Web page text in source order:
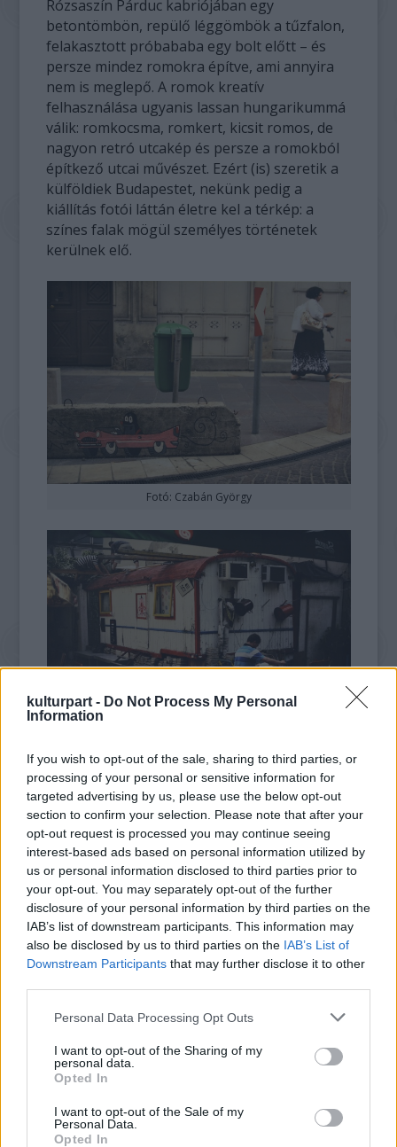
kulturpart - Do Not Process My Personal
Information
If you wish to opt-out of the sale, sharing to third parties, or
processing of your personal or sensitive information for
targeted advertising by us, please use the below opt-out
section to confirm your selection. Please note that after your
opt-out request is processed you may continue seeing
interest-based ads based on personal information utilized by
us or personal information disclosed to third parties prior to
your opt-out. You may separately opt-out of the further
disclosure of your personal information by third parties on the
IAB’s list of downstream participants. This information may
also be disclosed by us to third parties on the IAB’s List of
Downstream Participants that may further disclose it to other
Please note that this website/app uses one or more Google
not limited to your visit or usage behaviour. You may click to
grant or deny consent to Google and its third-party tags to
use your data for below specified purposes in below Google
consent section.
Personal Data Processing Opt Outs
I want to opt-out of the Sharing of my
personal data.
Opted In
I want to opt-out of the Sale of my
Personal Data.
Opted In
Rózsaszín Párduc kabriójában egy
betontömbön, repülő léggömbök a tűzfalon,
felakasztott próbababa egy bolt előtt – és
persze mindez romokra építve, ami annyira
nem is meglepő. A romok kreatív
felhasználása ugyanis lassan hungarikummá
válik: romkocsma, romkert, kicsit romos, de
nagyon retró utcakép és persze a romokból
építkező utcai művészet. Ezért (is) szeretik a
külföldiek Budapestet, nekünk pedig a
kiállítás fotói láttán életre kel a térkép: a
színes falak mögül személyes történetek
kerülnek elő.
Fotó: Czabán György
„Sok lakója számára Budapest nem fontos.
Nem fontos azért, mert az élet túl gyors, túl
nehéz és túl szenvedélyes benne ahhoz, hogy
életük vad jeleneteinek díszleteivel
foglalkozzanak, észrevegyék részleteit,
elmerengjenek színein, vagy elmélyedjenek
izgalmas részleteiben, s gyöngyszemeket
halásszanak ki azok közül. De így van ezzel a
világ legtöbb más nagyvárosának a lakója is"
– írja drMáriás (a másik híres magyar
mindentudó) a kiállításról a kifüggesztett
bevezető szövegben. És amikor ezt írja, még
mondatokat vet papírra.
gyöngyszemek... Czabán György megfogja a
kezünket, és segít abban, hogy meglássuk a